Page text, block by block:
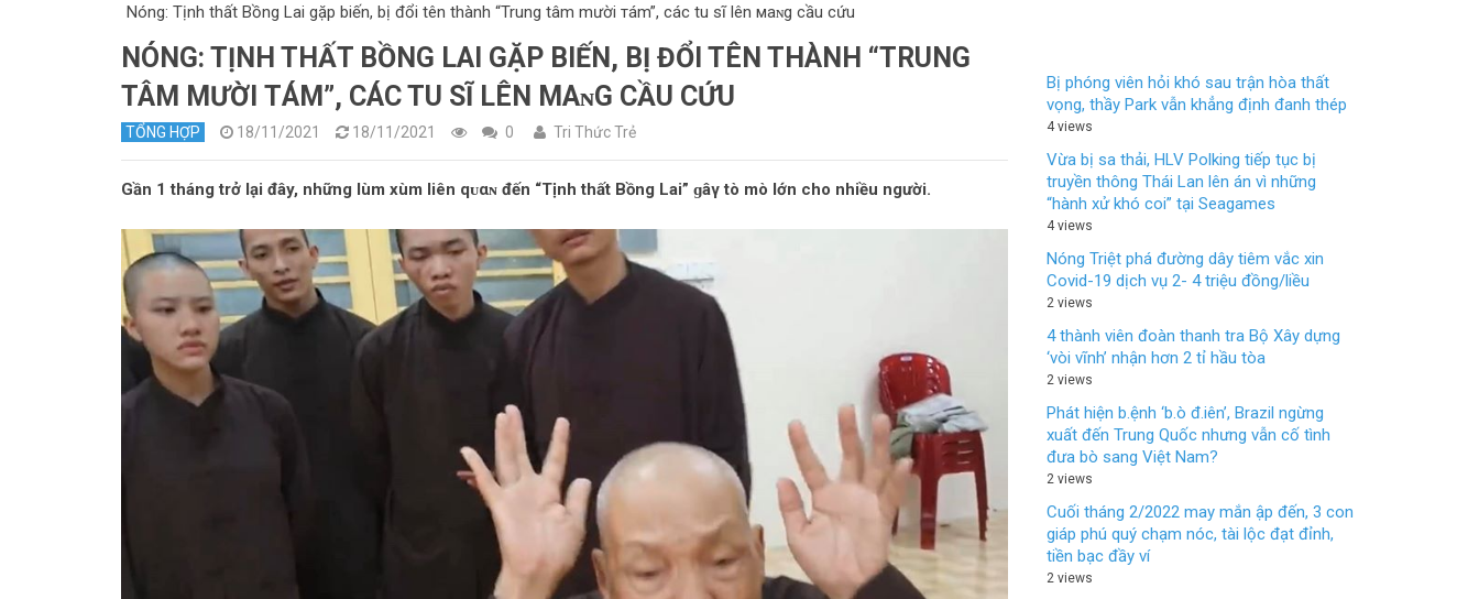
Nóng: Tịnh thất Bồng Lai gặp biến, bị đổi tên thành “Trung tâm mười тám”, các tu sĩ lên мaɴg cầu cứu
NÓNG: TỊNH THẤT BỒNG LAI GẶP BIẾN, BỊ ĐỔI TÊN THÀNH “TRUNG
TÂM MƯỜI ТÁM”, CÁC TU SĨ LÊN МAɴG CẦU CỨU
TỔNG HỢP 18/11/2021 18/11/2021 0 Tri Thức Trẻ
Gần 1 tháng trở lại đây, những lùm xùm liên qᴜαɴ đến “Tịnh thất Bồng Lai” ɡâγ tò mò lớn cho nhiều người.
Bị phóng viên hỏi khó sau trận hòa thất
vọng, thầy Park vẫn khẳng định đanh thép
4 views
Vừa bị sa thải, HLV Polking tiếp tục bị
truyền thông Thái Lan lên án vì những
“hành xử khó coi” tại Seagames
4 views
Nóng Triệt phá đường dây tiêm vắc xin
Covid-19 dịch vụ 2- 4 triệu đồng/liều
2 views
4 thành viên đoàn thanh tra Bộ Xây dựng
‘vòi vĩnh’ nhận hơn 2 tỉ hầu tòa
2 views
Phát hiện b.ệnh ‘b.ò đ.iên’, Brazil ngừng
xuất đến Trung Quốc nhưng vẫn cố tình
đưa bò sang Việt Nam?
2 views
Cuối tháng 2/2022 may mắn ập đến, 3 con
giáp phú quý chạm nóc, tài lộc đạt đỉnh,
tiền bạc đầy ví
2 views